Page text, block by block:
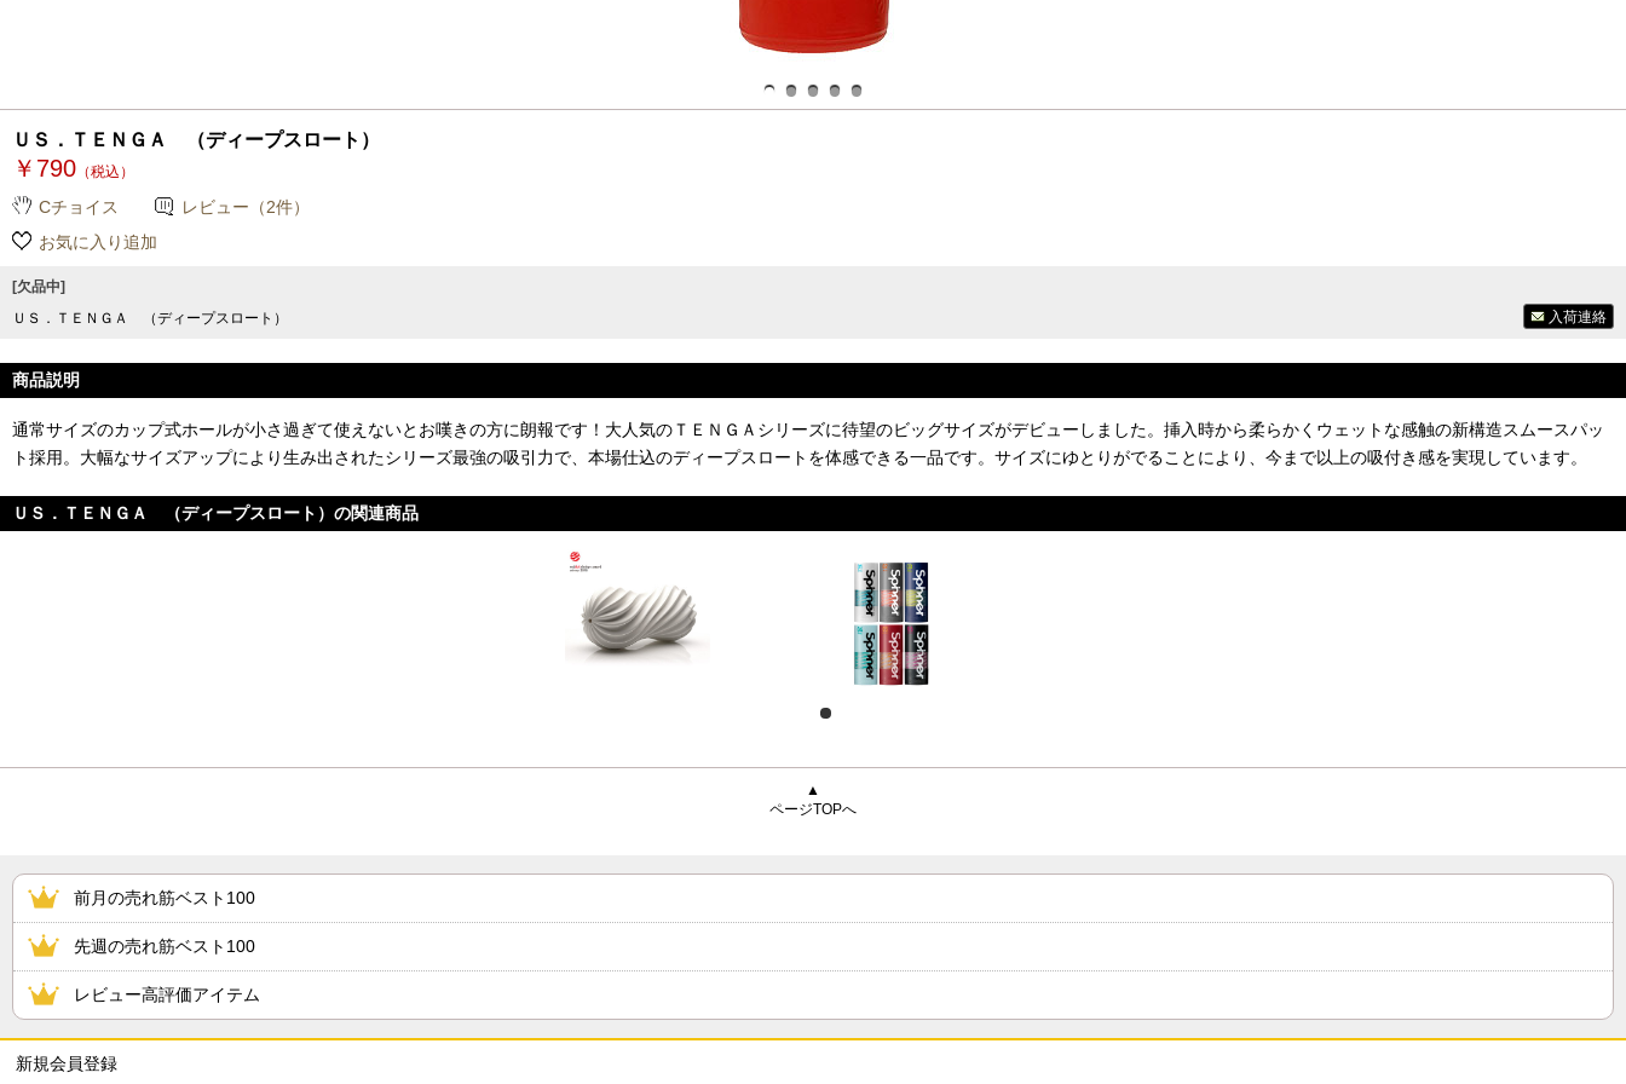
ＵＳ．ＴＥＮＧＡ （ディープスロート）
￥790 （税込）
Cチョイス
レビュー（2件）
お気に入り追加
[欠品中]
ＵＳ．ＴＥＮＧＡ （ディープスロート）
入荷連絡
商品説明
通常サイズのカップ式ホールが小さ過ぎて使えないとお嘆きの方に朗報です！大人気のＴＥＮＧＡシリーズに待望のビッグサイズがデビューしました。挿入時から柔らかくウェットな感触の新構造スムースパッ
ト採用。大幅なサイズアップにより生み出されたシリーズ最強の吸引力で、本場仕込のディープスロートを体感できる一品です。サイズにゆとりがでることにより、今まで以上の吸付き感を実現しています。
ＵＳ．ＴＥＮＧＡ （ディープスロート）の関連商品
▲
ページTOPへ
前月の売れ筋ベスト100
先週の売れ筋ベスト100
レビュー高評価アイテム
新規会員登録